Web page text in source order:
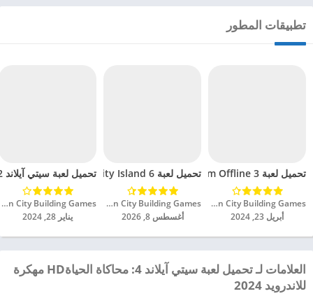
تطبيقات المطور
تحميل لعبة 3 Building Sim Offline مهكرة للاندرويد 2024
Sparkling Society - Build Town City Building Games‏
أبريل 23, 2024
تحميل لعبة City Island 6 مهكرة للاندرويد 2024
Sparkling Society - Build Town City Building Games‏
أغسطس 8, 2026
تحميل لعبة سيتي آيلاند 2 – Build Offline مهكرة للاندرويد 2024
Sparkling Society - Build Town City Building Games‏
يناير 28, 2024
العلامات لـ تحميل لعبة سيتي آيلاند 4: محاكاة الحياةHD مهكرة
للاندرويد 2024